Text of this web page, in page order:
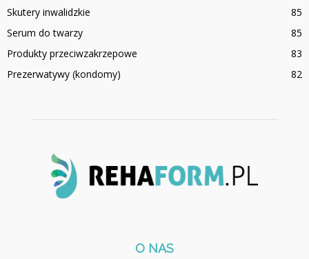
Skutery inwalidzkie
85
Serum do twarzy
85
Produkty przeciwzakrzepowe
83
Prezerwatywy (kondomy)
82
O NAS